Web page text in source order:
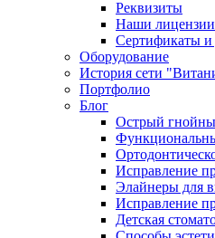
Реквизиты
Наши лицензии
Сертификаты
Оборудование
История сети
Портфолио
Блог
Острый
Исправление
Элайнеры для
Исправление
Детская